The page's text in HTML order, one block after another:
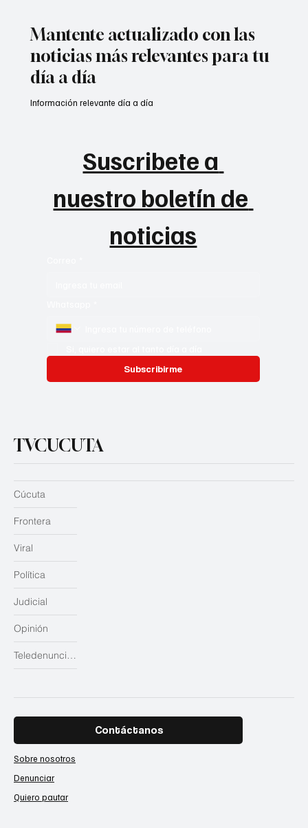
Mantente actualizado con las
noticias más relevantes para tu
día a día
Suscribete a
nuestro boletín de
noticias
Subscribirme
Información relevante día a día
TVCUCUTA
Judicial
Opinión
Teledenuncias
Cúcuta
Frontera
Viral
Política
Contáctanos
Sobre nosotros
Denunciar
Quiero pautar